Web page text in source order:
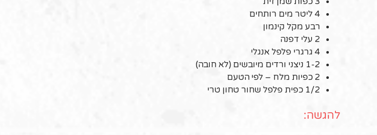
4 ליטר מים רותחים
רבע מקל קינמון
2 עלי דפנה
4 גרגרי פלפל אנגלי
1-2 ניצני ורדים מיובשים (לא חובה)
2 כפיות מלח – לפי הטעם
1/2 כפית פלפל שחור טחון טרי
להגשה: